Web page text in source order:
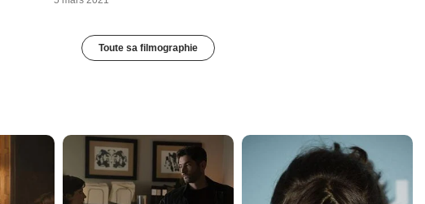
Toute sa filmographie